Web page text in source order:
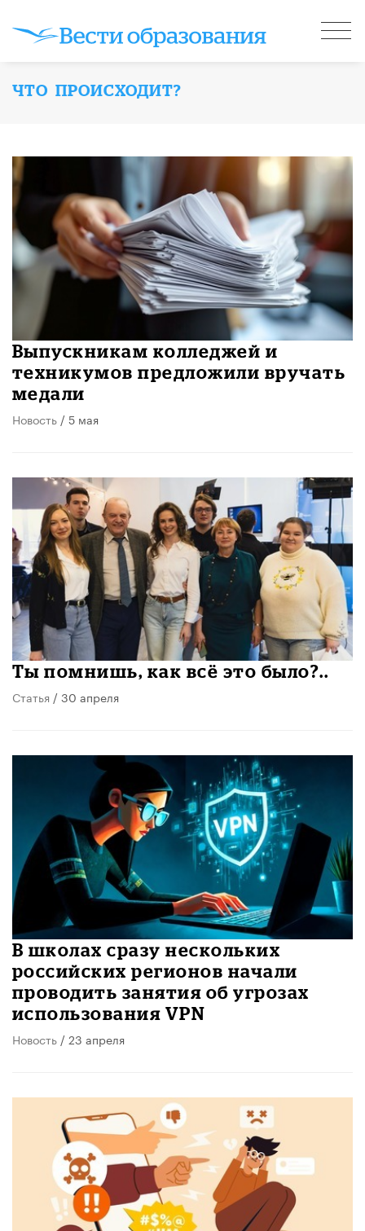
ЧТО ПРОИСХОДИТ?
Выпускникам колледжей и
техникумов предложили вручать
медали
Новость / 5 мая
​Ты помнишь, как всё это было?..
Статья / 30 апреля
В школах сразу нескольких
российских регионов начали
проводить занятия об угрозах
использования VPN
Новость / 23 апреля